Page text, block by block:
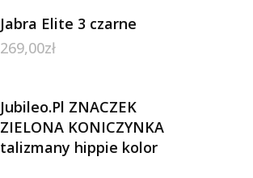
Jabra Elite 3 czarne
269,00zł
Jubileo.Pl ZNACZEK
ZIELONA KONICZYNKA
talizmany hippie kolor